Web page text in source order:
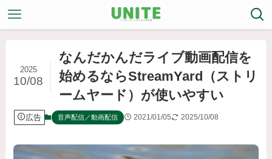
なんだかんだライブ動画配信を
始めるならStreamYard（ストリ
ームヤード）が使いやすい
2025
10/08
広告 音声配信／動画配信 2021/01/05 2025/10/08